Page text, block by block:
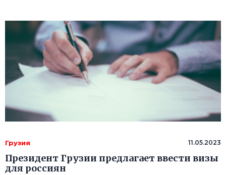
Грузия 11.05.2023
Президент Грузии предлагает ввести визы
для россиян